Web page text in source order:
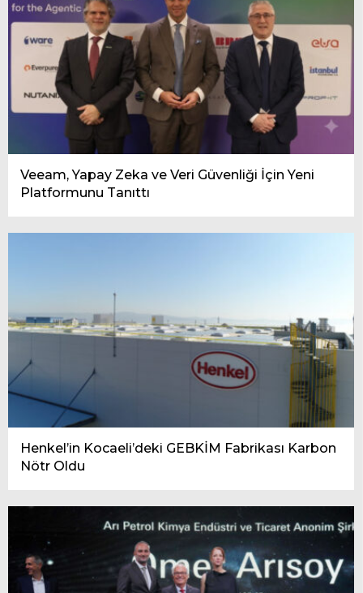
Veeam, Yapay Zeka ve Veri Güvenliği İçin Yeni
Platformunu Tanıttı
Henkel’in Kocaeli’deki GEBKİM Fabrikası Karbon
Nötr Oldu